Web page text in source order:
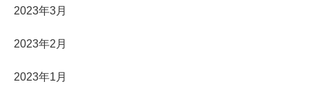
2023年3月
2023年2月
2023年1月